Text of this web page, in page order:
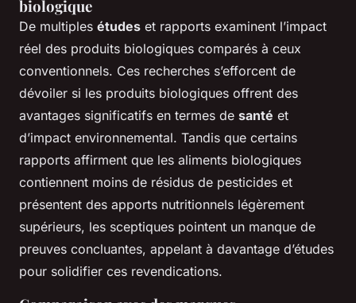
biologique
De multiples études et rapports examinent l’impact
réel des produits biologiques comparés à ceux
conventionnels. Ces recherches s’efforcent de
dévoiler si les produits biologiques offrent des
avantages significatifs en termes de santé et
d’impact environnemental. Tandis que certains
rapports affirment que les aliments biologiques
contiennent moins de résidus de pesticides et
présentent des apports nutritionnels légèrement
supérieurs, les sceptiques pointent un manque de
preuves concluantes, appelant à davantage d’études
pour solidifier ces revendications.